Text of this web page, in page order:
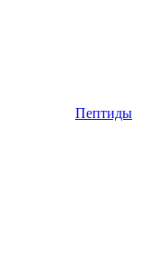
Пептиды